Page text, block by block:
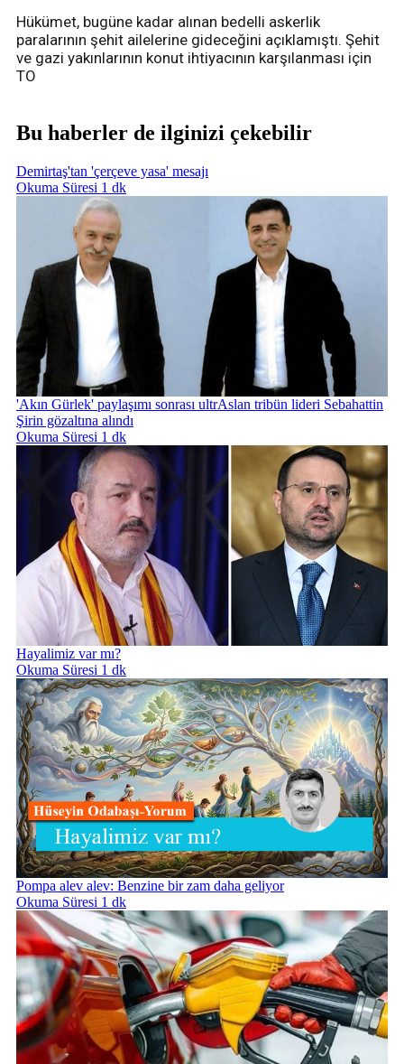
Hükümet, bugüne kadar alınan bedelli askerlik
paralarının şehit ailelerine gideceğini açıklamıştı. Şehit
ve gazi yakınlarının konut ihtiyacının karşılanması için
TO
Bu haberler de ilginizi çekebilir
Demirtaş'tan 'çerçeve yasa' mesajı
Okuma Süresi 1 dk
'Akın Gürlek' paylaşımı sonrası ultrAslan tribün lideri Sebahattin
Şirin gözaltına alındı
Okuma Süresi 1 dk
Hayalimiz var mı?
Okuma Süresi 1 dk
Pompa alev alev: Benzine bir zam daha geliyor
Okuma Süresi 1 dk